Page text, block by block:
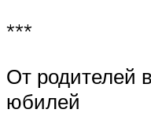
***
От родителей
юбилей